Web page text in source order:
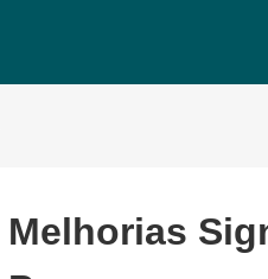
Melhorias